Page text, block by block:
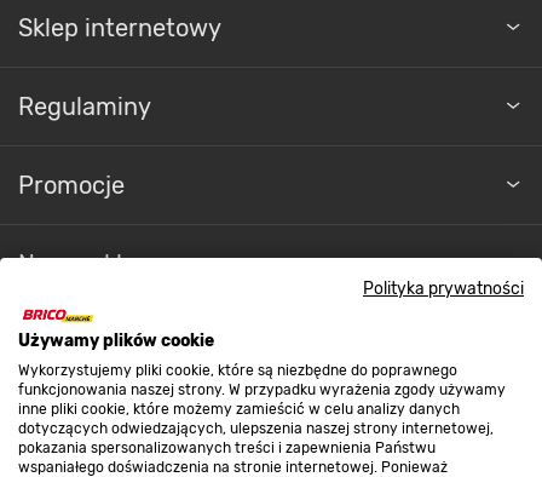
Polityka prywatności
Używamy plików cookie
Wykorzystujemy pliki cookie, które są niezbędne do poprawnego
funkcjonowania naszej strony. W przypadku wyrażenia zgody używamy
inne pliki cookie, które możemy zamieścić w celu analizy danych
dotyczących odwiedzających, ulepszenia naszej strony internetowej,
pokazania spersonalizowanych treści i zapewnienia Państwu
wspaniałego doświadczenia na stronie internetowej. Ponieważ
Sklep internetowy
Regulaminy
Promocje
Nasze sklepy
O nas
Kontakt do sklepu